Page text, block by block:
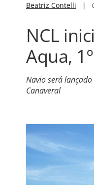
Beatriz Contelli |
NCL
Aqua,
Navio será
Canaveral